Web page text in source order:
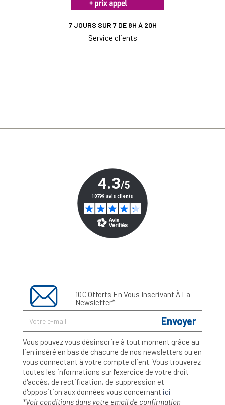
7 JOURS SUR 7 DE 8H À 20H
Service clients
10€ Offerts En Vous Inscrivant À La
Newsletter*
Envoyer
Vous pouvez vous désinscrire à tout moment grâce au
lien inséré en bas de chacune de nos newsletters ou en
vous connectant à votre compte client. Vous trouverez
toutes les informations sur l’exercice de votre droit
d'accès, de rectification, de suppression et
d'opposition aux données vous concernant ici
*Voir conditions dans votre email de confirmation